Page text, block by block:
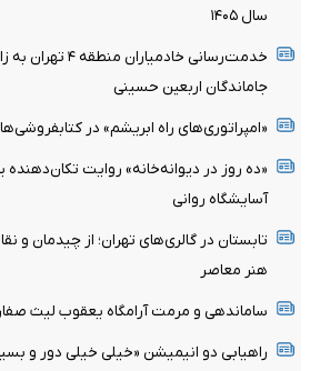
سال ۱۴۰۵
خدمت‌رسانی
جاماندگان اربعین حسینی
«امپراتوری‌های راه ابریشم» در کتابفروشی‌ها
«ده روز در دیوانه‌خانه» روایت تکان‌دهنده
آسایشگاه روانی
تابستان در گالری‌های تهران؛ از چیدمان و
هنر معاصر
ساماندهی و مرمت آرامگاه یعقوب لیث
راهیابی دو انیمیشن «خیلی خیلی دور و